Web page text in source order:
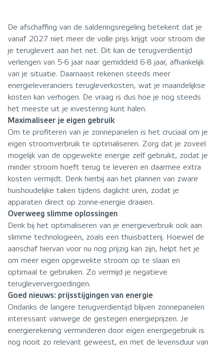
De afschaffing van de salderingsregeling betekent dat je
vanaf 2027 niet meer de volle prijs krijgt voor stroom die
je teruglevert aan het net. Dit kan de terugverdientijd
verlengen van 5-6 jaar naar gemiddeld 6-8 jaar, afhankelijk
van je situatie. Daarnaast rekenen steeds meer
energieleveranciers terugleverkosten, wat je maandelijkse
kosten kan verhogen. De vraag is dus hoe je nog steeds
het meeste uit je investering kunt halen.
Maximaliseer je eigen gebruik
Om te profiteren van je zonnepanelen is het cruciaal om je
eigen stroomverbruik te optimaliseren. Zorg dat je zoveel
mogelijk van de opgewekte energie zelf gebruikt, zodat je
minder stroom hoeft terug te leveren en daarmee extra
kosten vermijdt. Denk hierbij aan het plannen van zware
huishoudelijke taken tijdens daglicht uren, zodat je
apparaten direct op zonne-energie draaien.
Overweeg slimme oplossingen
Denk bij het optimaliseren van je energieverbruik ook aan
slimme technologieën, zoals een thuisbatterij. Hoewel de
aanschaf hiervan voor nu nog prijzig kan zijn, helpt het je
om meer eigen opgewekte stroom op te slaan en
optimaal te gebruiken. Zo vermijd je negatieve
terugleververgoedingen.
Goed nieuws: prijsstijgingen van energie
Ondanks de langere terugverdientijd blijven zonnepanelen
interessant vanwege de gestegen energieprijzen. Je
energierekening verminderen door eigen energiegebruik is
nog nooit zo relevant geweest, en met de levensduur van